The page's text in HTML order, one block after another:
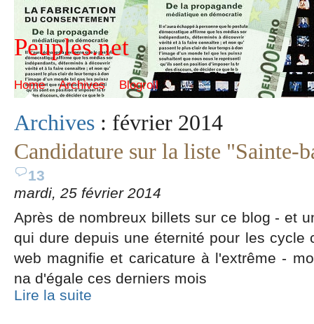
Peuples.net
Home Archives Blogroll
Archives : février 2014
Candidature sur la liste "Sainte-
13
mardi, 25 février 2014
Après de nombreux billets sur ce blog - et
qui dure depuis une éternité pour les cycle
web magnifie et caricature à l'extrême -
na d'égale ces derniers mois
Lire la suite